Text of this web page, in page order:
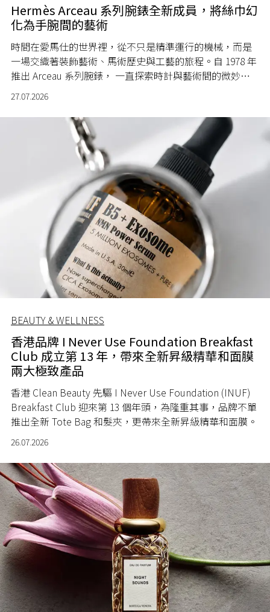
Hermès Arceau 系列腕錶全新成員，將絲巾幻
化為手腕間的藝術
時間在愛馬仕的世界裡，從不只是精準運行的機械，而是
一場交織著裝飾藝術、馬術歷史與工藝的旅程。自 1978 年
推出 Arceau 系列腕錶， 一直探索時計與藝術間的微妙關
27.07.2026
BEAUTY & WELLNESS
香港品牌 I Never Use Foundation Breakfast
Club 成立第 13 年，帶來全新昇級精華和面膜
兩大極致產品
香港 Clean Beauty 先驅 I Never Use Foundation (INUF)
Breakfast Club 迎來第 13 個年頭，為隆重其事，品牌不單
推出全新 Tote Bag 和髮夾，更帶來全新昇級精華和面膜。
26.07.2026